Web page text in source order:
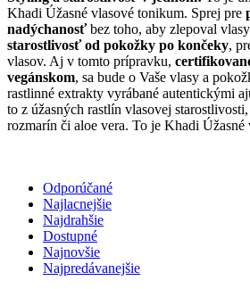
Khadi Úžasné vlasové tonikum. Sprej pre
nadýchanosťbez toho, aby zlepoval
starostlivosť od pokožky po končeky,
vlasov. Aj v tomto prípravku,
vegánskom, sa bude o Vaše vlasy a
rastlinné extrakty vyrábané autentickými
to z úžasných rastlín vlasovej
rozmarín či aloe vera. To je Khadi Úžasné
Odporúčané
Najlacnejšie
Najdrahšie
Dostupné
Najnovšie
Najpredávanejšie